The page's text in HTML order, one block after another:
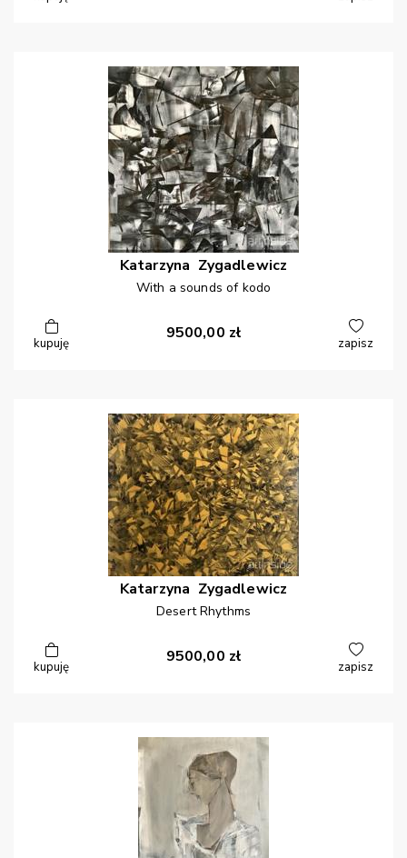
Katarzyna Zygadlewicz
With a sounds of kodo
kupuję
9500,00 zł
zapisz
Katarzyna Zygadlewicz
Desert Rhythms
kupuję
9500,00 zł
zapisz